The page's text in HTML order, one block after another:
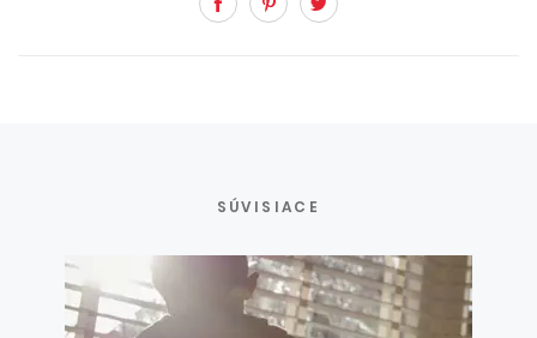
SÚVISIACE